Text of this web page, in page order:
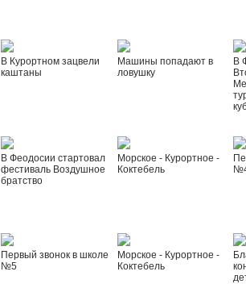
В Курортном зацвели
каштаны
Машины попадают в
ловушку
В
В Феодосии стартовал
фестиваль Воздушное
братство
Морское - Курортное -
Коктебель
Первый звонок в школе
№5
Морское - Курортное -
Коктебель